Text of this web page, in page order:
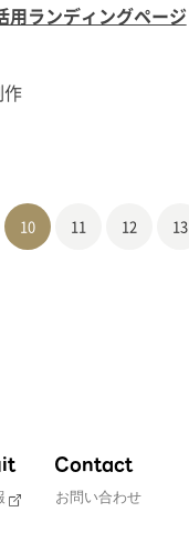
用ランディングページ
10 11 12 13
Contact
お問い合わせ